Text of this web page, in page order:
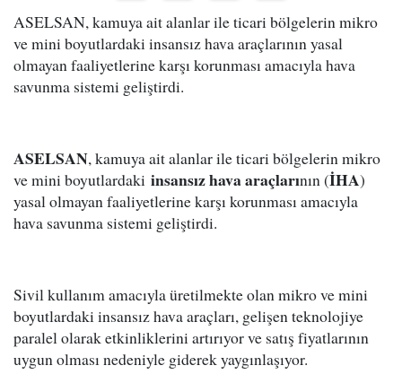
ASELSAN, kamuya ait alanlar ile ticari bölgelerin mikro
ve mini boyutlardaki insansız hava araçlarının yasal
olmayan faaliyetlerine karşı korunması amacıyla hava
savunma sistemi geliştirdi.
ASELSAN, kamuya ait alanlar ile ticari bölgelerin mikro
ve mini boyutlardaki insansız hava araçlarının (İHA)
yasal olmayan faaliyetlerine karşı korunması amacıyla
hava savunma sistemi geliştirdi.
Sivil kullanım amacıyla üretilmekte olan mikro ve mini
boyutlardaki insansız hava araçları, gelişen teknolojiye
paralel olarak etkinliklerini artırıyor ve satış fiyatlarının
uygun olması nedeniyle giderek yaygınlaşıyor.